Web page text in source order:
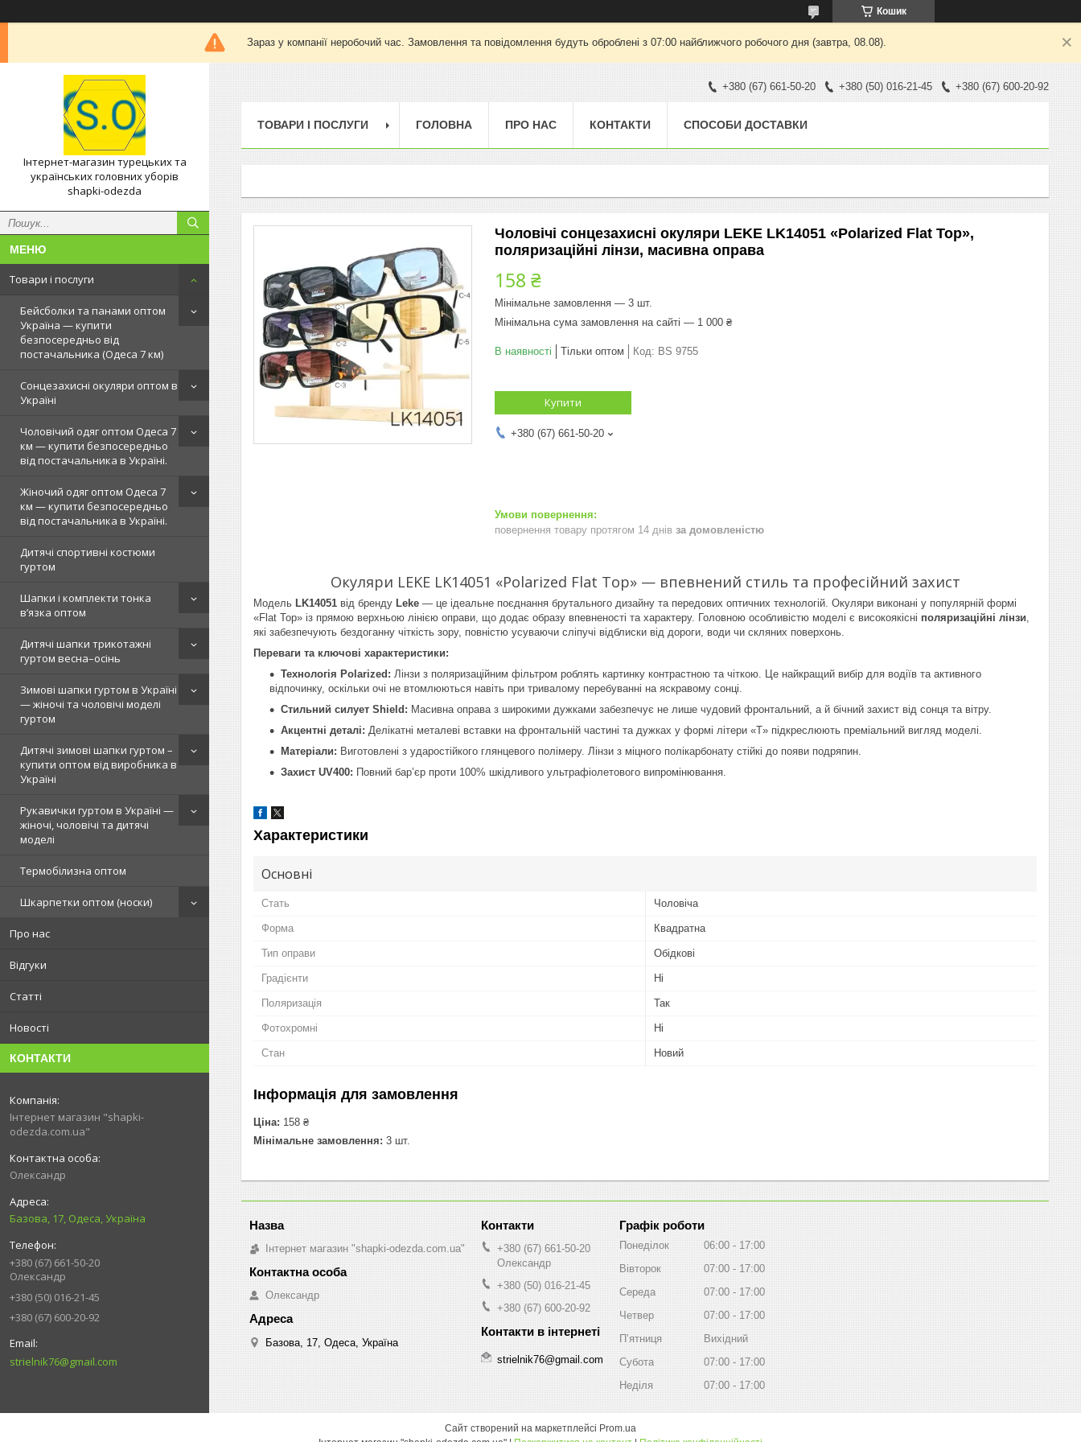
Кошик
Зараз у компанії неробочий час. Замовлення та повідомлення будуть оброблені з 07:00 найближчого робочого дня (завтра, 08.08).
Інтернет-магазин турецьких та
українських головних уборів
shapki-odezda
Товари і послуги
Бейсболки та панами оптом
Україна — купити
безпосередньо від
постачальника (Одеса 7 км)
Сонцезахисні окуляри оптом в
Україні
Чоловічий одяг оптом Одеса 7
км — купити безпосередньо
від постачальника в Україні.
Жіночий одяг оптом Одеса 7
км — купити безпосередньо
від постачальника в Україні.
Дитячі спортивні костюми
гуртом
Шапки і комплекти тонка
в’язка оптом
Дитячі шапки трикотажні
гуртом весна–осінь
Зимові шапки гуртом в Україні
— жіночі та чоловічі моделі
гуртом
Дитячі зимові шапки гуртом –
купити оптом від виробника в
Україні
Рукавички гуртом в Україні —
жіночі, чоловічі та дитячі
моделі
Термобілизна оптом
Шкарпетки оптом (носки)
Про нас
Відгуки
Статті
Новості
КОНТАКТИ
Інтернет магазин "shapki-
odezda.com.ua"
Олександр
Базова, 17, Одеса, Україна
+380 (67) 661-50-20
Олександр
+380 (50) 016-21-45
+380 (67) 600-20-92
strielnik76@gmail.com
+380 (67) 661-50-20 +380 (50) 016-21-45 +380 (67) 600-20-92
ТОВАРИ І ПОСЛУГИ ГОЛОВНА ПРО НАС КОНТАКТИ СПОСОБИ ДОСТАВКИ
Чоловічі сонцезахисні окуляри LEKE LK14051 «Polarized Flat Top»,
поляризаційні лінзи, масивна оправа
158 ₴
Мінімальне замовлення — 3 шт.
Мінімальна сума замовлення на сайті — 1 000 ₴
В наявності Тільки оптом Код: BS 9755
Купити
+380 (67) 661-50-20
повернення товару протягом 14 днів за домовленістю
Окуляри LEKE LK14051 «Polarized Flat Top» — впевнений стиль та професійний захист
Модель LK14051 від бренду Leke — це ідеальне поєднання брутального дизайну та передових оптичних технологій. Окуляри виконані у популярній формі
«Flat Top» із прямою верхньою лінією оправи, що додає образу впевненості та характеру. Головною особливістю моделі є високоякісні поляризаційні лінзи
які забезпечують бездоганну чіткість зору, повністю усуваючи сліпучі відблиски від дороги, води чи скляних поверхонь.
Переваги та ключові характеристики:
Технологія Polarized: Лінзи з поляризаційним фільтром роблять картинку контрастною та чіткою. Це найкращий вибір для водіїв та активного
відпочинку, оскільки очі не втомлюються навіть при тривалому перебуванні на яскравому сонці.
Стильний силует Shield: Масивна оправа з широкими дужками забезпечує не лише чудовий фронтальний, а й бічний захист від сонця та вітру.
Акцентні деталі: Делікатні металеві вставки на фронтальній частині та дужках у формі літери «T» підкреслюють преміальний вигляд моделі.
Матеріали: Виготовлені з ударостійкого глянцевого полімеру. Лінзи з міцного полікарбонату стійкі до появи подряпин.
Захист UV400: Повний бар’єр проти 100% шкідливого ультрафіолетового випромінювання.
Характеристики
Основні
Стать Чоловіча
Форма Квадратна
Тип оправи Обідкові
Градієнти Ні
Поляризація Так
Фотохромні Ні
Стан Новий
Інформація для замовлення
Ціна: 158 ₴
Мінімальне замовлення: 3 шт.
Інтернет магазин "shapki-odezda.com.ua"
Олександр
Базова, 17, Одеса, Україна
+380 (67) 661-50-20
Олександр
+380 (50) 016-21-45
+380 (67) 600-20-92
strielnik76@gmail.com
Графік роботи
Понеділок 06:00
17:00
Вівторок
07:00
17:00
Середа
07:00
17:00
Четвер
07:00
17:00
Пʼятниця
Вихідний
Субота
07:00
17:00
Неділя
07:00 17:00
Сайт створений на маркетплейсі Prom.ua